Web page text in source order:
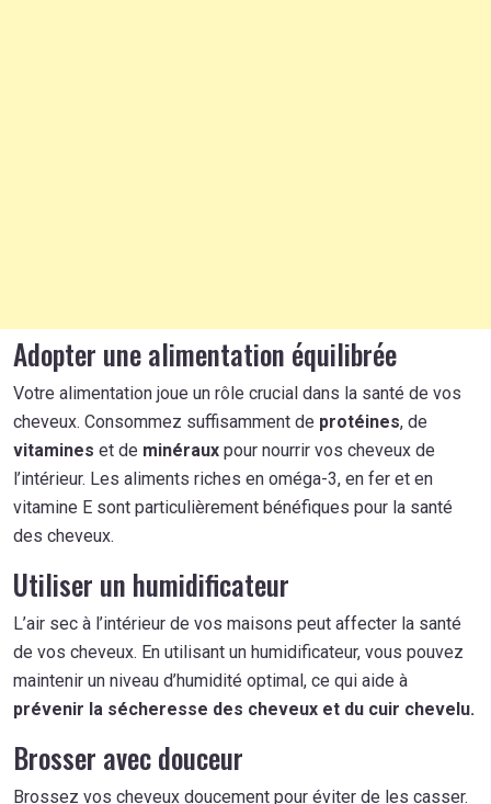
Adopter une alimentation équilibrée
Votre alimentation joue un rôle crucial dans la santé de vos
cheveux. Consommez suffisamment de protéines, de
vitamines et de minéraux pour nourrir vos cheveux de
l’intérieur. Les aliments riches en oméga-3, en fer et en
vitamine E sont particulièrement bénéfiques pour la santé
des cheveux.
Utiliser un humidificateur
L’air sec à l’intérieur de vos maisons peut affecter la santé
de vos cheveux. En utilisant un humidificateur, vous pouvez
maintenir un niveau d’humidité optimal, ce qui aide à
prévenir la sécheresse des cheveux et du cuir chevelu.
Brosser avec douceur
Brossez vos cheveux doucement pour éviter de les casser.